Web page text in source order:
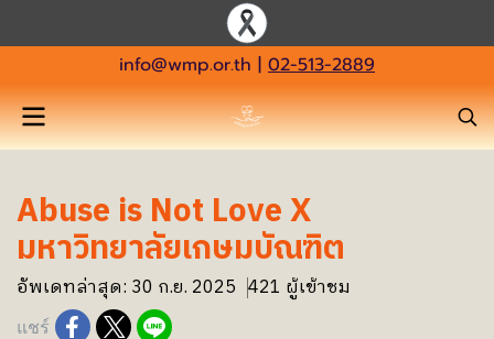
info@wmp.or.th | 02-513-2889
Abuse is Not Love X
มหาวิทยาลัยเกษมบัณฑิต
อัพเดทล่าสุด: 30 ก.ย. 2025 421 ผู้เข้าชม
แชร์